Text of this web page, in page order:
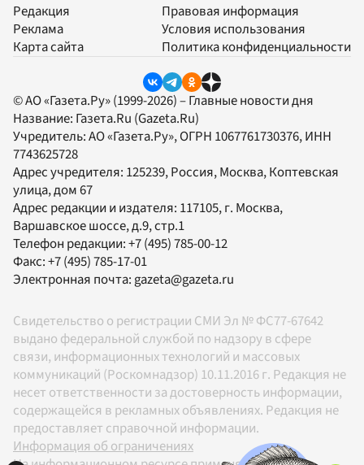
Редакция
Реклама
Карта сайта
Правовая информация
Условия использования
Политика конфиденциальности
© АО «Газета.Ру» (1999-2026) – Главные новости дня
Название: Газета.Ru (Gazeta.Ru)
Учредитель:АО «Газета.Ру», ОГРН 1067761730376, ИНН
7743625728
Адрес учредителя: 125239, Россия, Москва, Коптевская
улица, дом 67
Адрес редакции и издателя: 117105, г. Москва,
Варшавское шоссе, д.9, стр.1
Телефон редакции:+7 (495) 785-00-12
Факс:+7 (495) 785-17-01
Электронная почта: gazeta@gazeta.ru
Свидетельство о регистрации СМИ Эл № ФС77-67642
выдано федеральной службой по надзору в сфере
связи, информационных технологий и массовых
коммуникаций (Роскомнадзор) 10.11.2016 г. Редакция не
несет ответственности за достоверность информации,
содержащейся в рекламных объявлениях. Редакция не
предоставляет справочной информации.
Информация об ограничениях